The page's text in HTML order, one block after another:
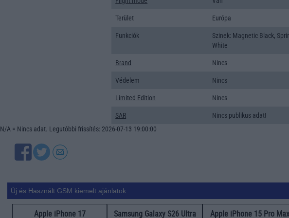
Terület Európa
Funkciók
Szinek: Magnetic Black,
White
Brand Nincs
Védelem Nincs
Limited Edition Nincs
SAR
Nincs publikus adat!
N/A = Nincs adat. Legutóbbi frissítés: 2026-07-13 19:00:00
Új és Használt GSM kiemelt ajánlatok
Apple iPhone 17 Samsung Galaxy S26 Ultra Apple iPhone 15 Pro